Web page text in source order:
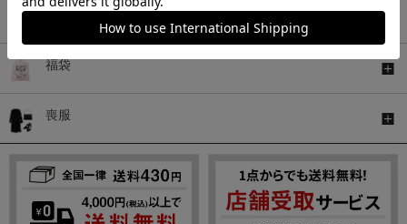
浴衣
福袋
喪服